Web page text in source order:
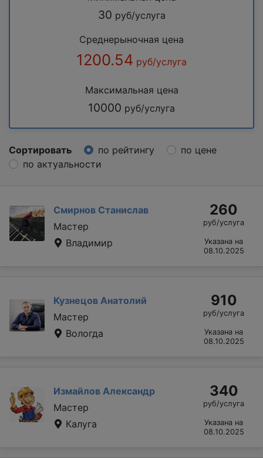
30 руб/услуга
Среднерыночная цена
1200.54 руб/услуга
Максимальная цена
10000 руб/услуга
Сортировать по рейтингу
по цене
по актуальности
Смирнов Станислав
Мастер
Владимир
260
руб/услуга
Указана на
08.10.2025
Кузнецов Анатолий
Мастер
Вологда
910
руб/услуга
Указана на
08.10.2025
Измайлов Александр
Мастер
Калуга
340
руб/услуга
Указана на
08.10.2025